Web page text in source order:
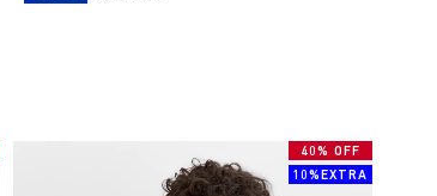
40% OFF
10%EXTRA